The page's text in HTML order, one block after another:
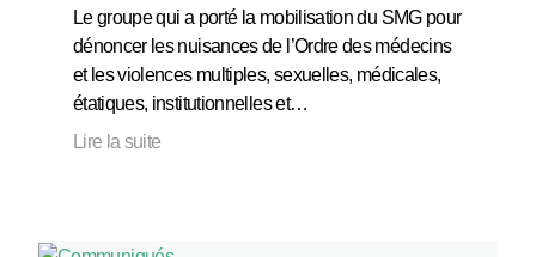
Le groupe qui a porté la mobilisation du SMG pour
dénoncer les nuisances de l’Ordre des médecins
et les violences multiples, sexuelles, médicales,
étatiques, institutionnelles et…
Lire la suite